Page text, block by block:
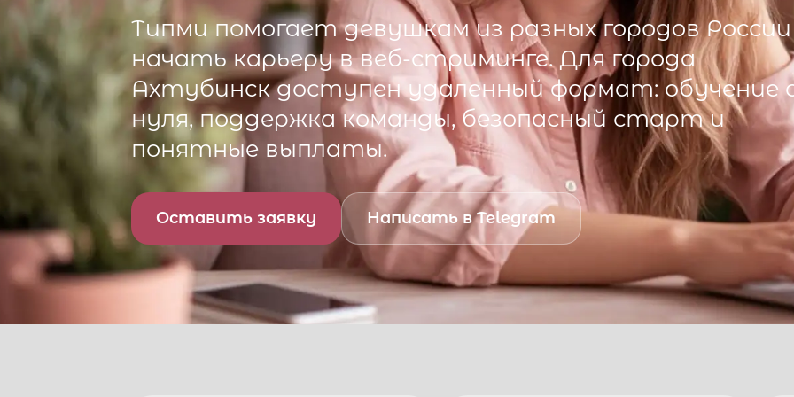
Типмипомогает девушкам из разных городов России
начать карьеру в веб-стриминге. Для города
Ахтубинскдоступен удаленный формат: обучение
нуля, поддержка команды, безопасный старт и
понятные выплаты.
Оставить заявку Написать в Telegram